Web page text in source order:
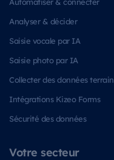
Analyser & décider
Saisie vocale par IA
Saisie photo par IA
Collecter des données terrain
Intégrations Kizeo Forms
Sécurité des données
Votre secteur